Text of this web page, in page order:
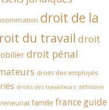
droit de la
du travail droit
droit pénal
droits des employés
droits des travailleurs définition
famille france guide